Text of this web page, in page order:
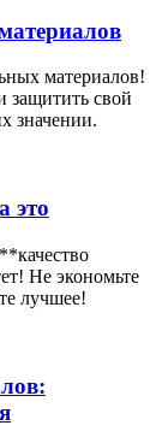
материалов!
защитить свой
значении.
это
Не экономьте
лучшее!